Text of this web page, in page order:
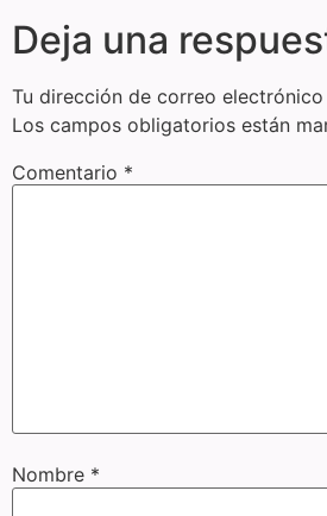
Deja una
Tu dirección de correo
Los campos obligatorios están
Comentario *
Nombre *